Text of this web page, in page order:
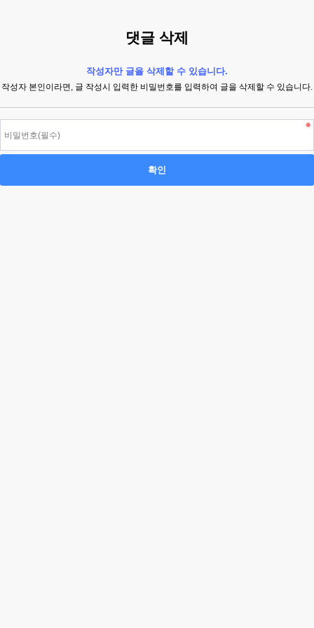
댓글 삭제
작성자만 글을 삭제할 수 있습니다.
작성자 본인이라면, 글 작성시 입력한 비밀번호를 입력하여 글을 삭제할 수 있습니다.